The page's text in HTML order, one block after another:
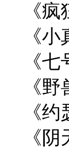
《
《
《
《
《
《